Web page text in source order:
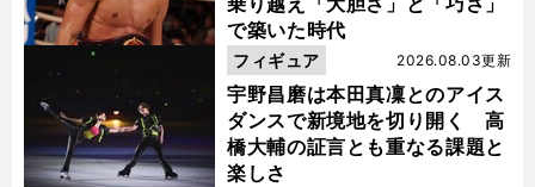
で築いた時代
宇野昌磨は本田真凜とのアイス
ダンスで新境地を切り開く 高
橋大輔の証言とも重なる課題と
楽しさ
2026.08.03更新
フィギュア